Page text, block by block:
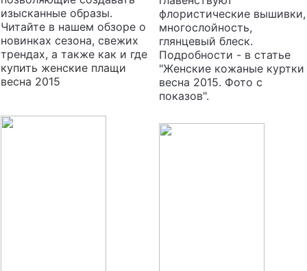
изысканные образы.
Читайте в нашем обзоре о
новинках сезона, свежих
трендах, а также как и где
купить женские плащи
весна 2015
флористические вышивки,
многослойность,
глянцевый блеск.
Подробности - в статье
"Женские кожаные куртки
весна 2015. Фото с
показов".